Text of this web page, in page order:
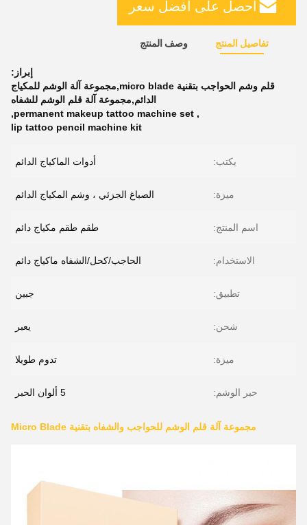
احصل على افضل سعر
تفاصيل المنتج وصف المنتج
إبراز:
قلم وشم الحواجب بتقنية micro blade,مجموعة آلة الوشم للمكياج
الدائم,مجموعة آلة قلم الوشم للشفاه
,
permanent makeup tattoo machine set
,
lip tattoo pencil machine kit
يكتب: أدوات الماكياج الدائم
ميزة: الصباغ الجزئي ، وشم المكياج الدائم
اسم المنتج: طقم طقم مكياج دائم
الاستخدام: الحاجب/كحل/الشفاه ماكياج دائم
تطبيق: جبين
شحن: يعبر
ميزة: تدوم طويلا
حبر الوشم: 5 ألوان الحبر
مجموعة آلة قلم الوشم للحواجب والشفاه بتقنية Micro Blade